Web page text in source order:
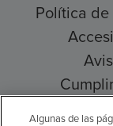
Política
Algunas de las